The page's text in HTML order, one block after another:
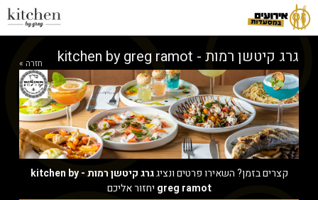
חזרה » גרג קיטשן רמות - kitchen by greg ramot
קצרים בזמן? השאירו פרטים ונציג
גרג קיטשן רמות - kitchen by
greg ramot יחזור אליכם